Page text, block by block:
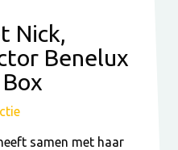
Nick,
Benelux
samen met haar